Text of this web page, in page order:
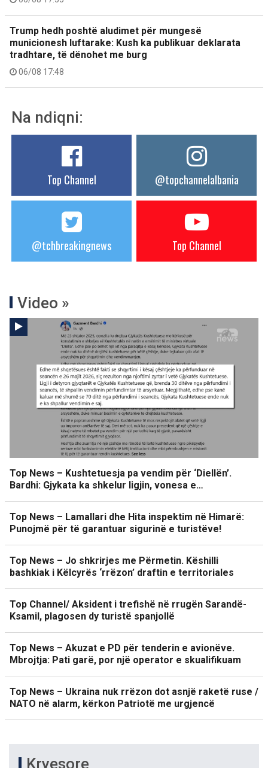
Trump hedh poshtë aludimet për mungesë
municionesh luftarake: Kush ka publikuar deklarata
tradhtare, të dënohet me burg
06/08 17:48
Na ndiqni:
Top Channel @topchannelalbania
@tchbreakingnews Top Channel
Video »
Top News – Kushtetuesja pa vendim për ‘Diellën’.
Bardhi: Gjykata ka shkelur ligjin, vonesa e…
Top News – Lamallari dhe Hita inspektim në Himarë:
Punojmë për të garantuar sigurinë e turistëve!
Top News – Jo shkrirjes me Përmetin. Këshilli
bashkiak i Këlcyrës ‘rrëzon’ draftin e territoriales
Top Channel/ Aksident i trefishë në rrugën Sarandë-
Ksamil, plagosen dy turistë spanjollë
Top News – Akuzat e PD për tenderin e avionëve.
Mbrojtja: Pati garë, por një operator e skualifikuam
Top News – Ukraina nuk rrëzon dot asnjë raketë ruse /
NATO në alarm, kërkon Patriotë me urgjencë
Kryesore